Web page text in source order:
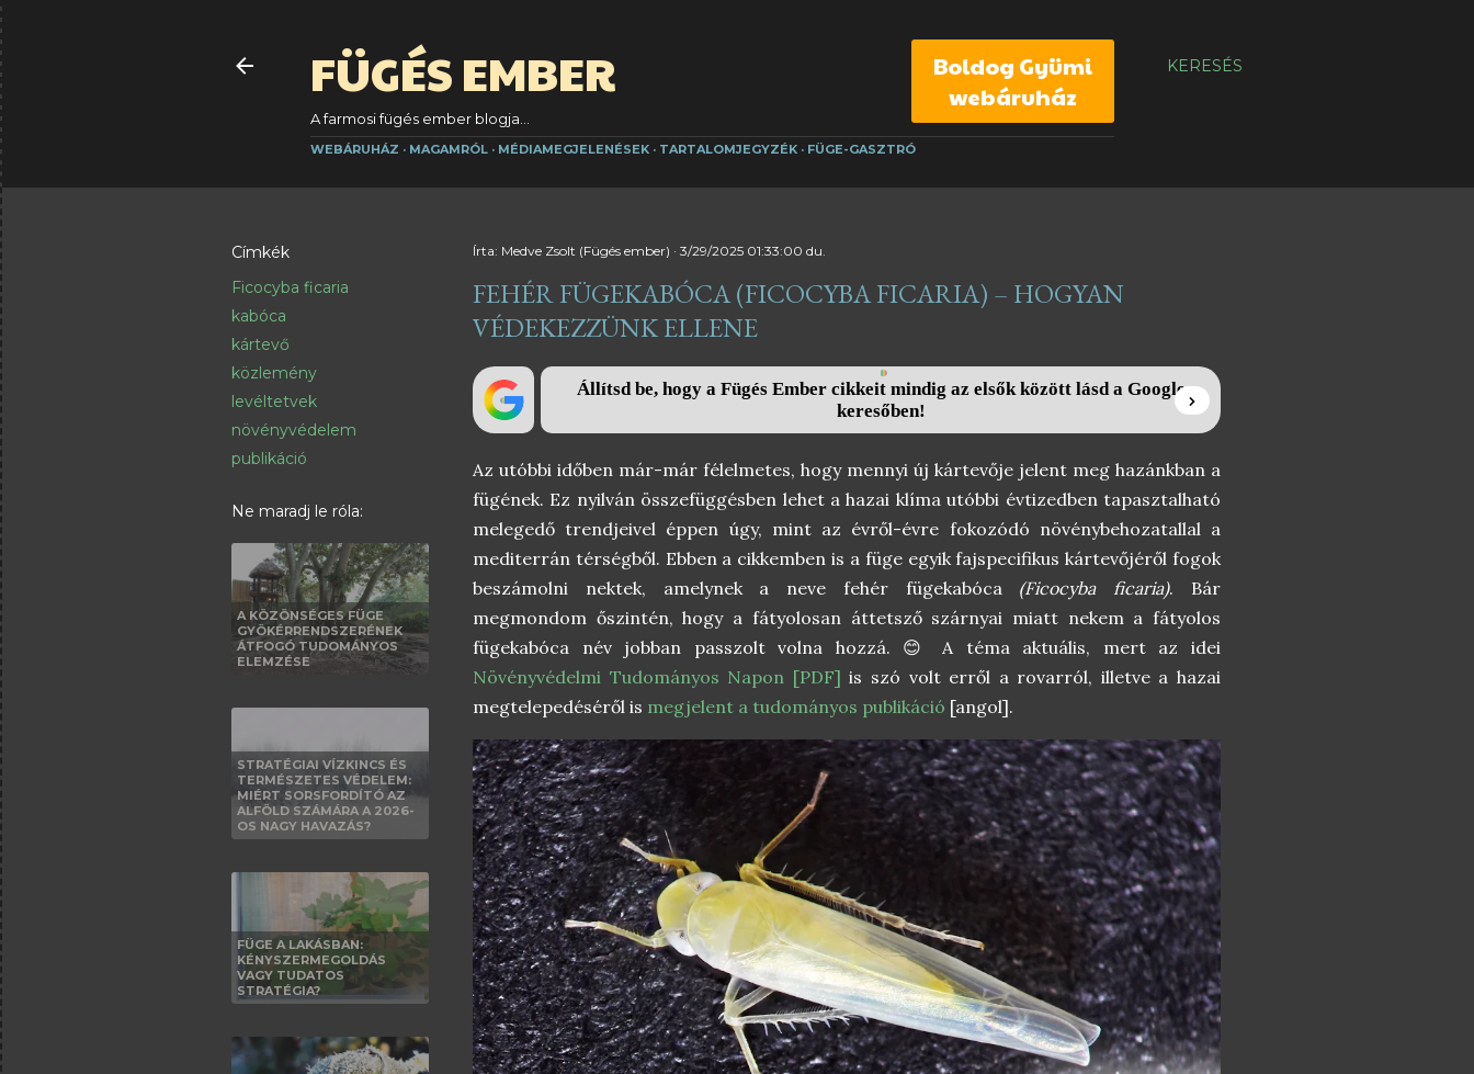
KERESÉS
FÜGÉS EMBER
A farmosi fügés ember blogja...
Boldog Gyümi
webáruház
WEBÁRUHÁZ MAGAMRÓL MÉDIAMEGJELENÉSEK TARTALOMJEGYZÉK FÜGE-GASZTRÓ
Címkék
Ficocyba ficaria
kabóca
kártevő
közlemény
levéltetvek
növényvédelem
publikáció
Ne maradj le róla:
A KÖZÖNSÉGES FÜGE
GYÖKÉRRENDSZERÉNEK
ÁTFOGÓ TUDOMÁNYOS
ELEMZÉSE
STRATÉGIAI VÍZKINCS ÉS
TERMÉSZETES VÉDELEM:
MIÉRT SORSFORDÍTÓ AZ
ALFÖLD SZÁMÁRA A 2026-
OS NAGY HAVAZÁS?
FÜGE A LAKÁSBAN:
KÉNYSZERMEGOLDÁS
VAGY TUDATOS
STRATÉGIA?
Írta: Medve Zsolt (Fügés ember) 3/29/2025 01:33:00 du.
FEHÉR FÜGEKABÓCA (FICOCYBA FICARIA) – HOGYAN
VÉDEKEZZÜNK ELLENE
Állítsd be, hogy a Fügés Ember cikkeit mindig az elsők között lásd a Google
keresőben!
Az utóbbi időben már-már félelmetes, hogy mennyi új kártevője jelent meg hazánkban a
fügének. Ez nyilván összefüggésben lehet a hazai klíma utóbbi évtizedben tapasztalható
melegedő trendjeivel éppen úgy, mint az évről-évre fokozódó növénybehozatallal a
mediterrán térségből. Ebben a cikkemben is a füge egyik fajspecifikus kártevőjéről fogok
beszámolni nektek, amelynek a neve fehér fügekabóca (Ficocyba ficaria). Bár
megmondom őszintén, hogy a fátyolosan áttetsző szárnyai miatt nekem a fátyolos
fügekabóca név jobban passzolt volna hozzá. 😊 A téma aktuális, mert az idei
Növényvédelmi Tudományos Napon [PDF] is szó volt erről a rovarról, illetve a hazai
megtelepedéséről is megjelent a tudományos publikáció [angol].